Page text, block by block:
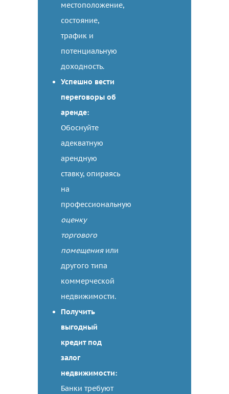
местоположение,
состояние,
трафик и
потенциальную
доходность.
Успешно вести
переговоры об
аренде:
Обоснуйте
адекватную
арендную
ставку, опираясь
на
профессиональную
оценку
торгового
помещенияили
другого типа
коммерческой
недвижимости.
Получить
выгодный
кредит под
залог
недвижимости:
Банки требуют